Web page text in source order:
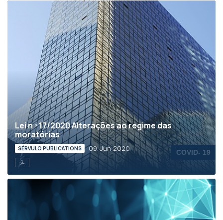
Lei n º 17/2020 Alterações ao regime das
moratórias
SÉRVULO PUBLICATIONS 09 Jun 2020 COVID- 19